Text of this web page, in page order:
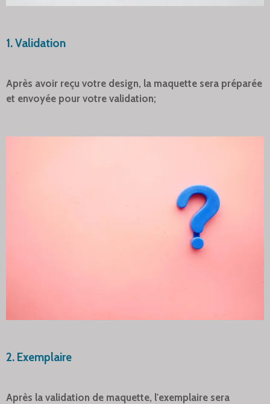
1. Validation
Après avoir reçu votre design, la maquette sera préparée
et envoyée pour votre validation;
2. Exemplaire
Après la validation de maquette, l'exemplaire sera